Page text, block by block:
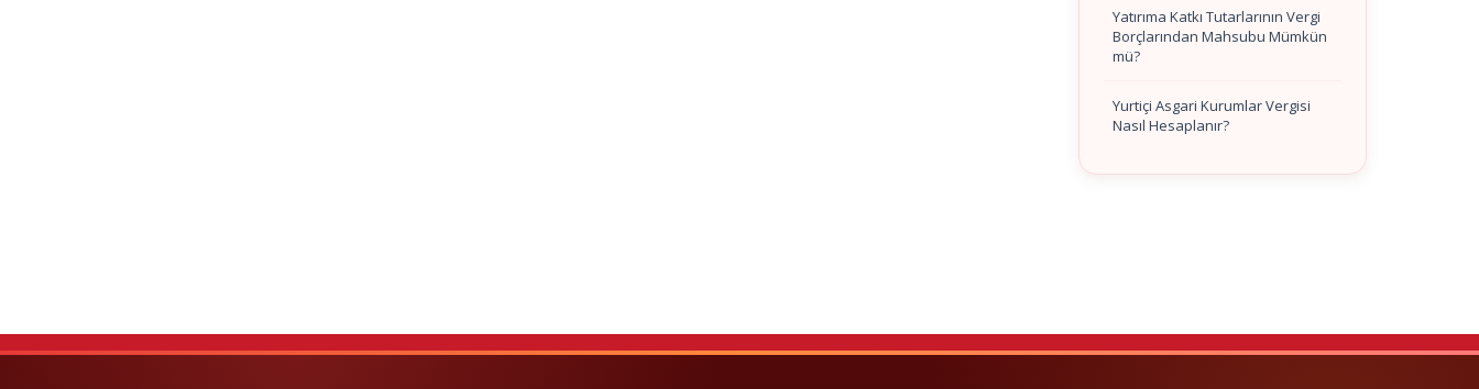
Yatırıma Katkı Tutarlarının Vergi
Borçlarından Mahsubu Mümkün
mü?
Yurtiçi Asgari Kurumlar Vergisi
Nasıl Hesaplanır?